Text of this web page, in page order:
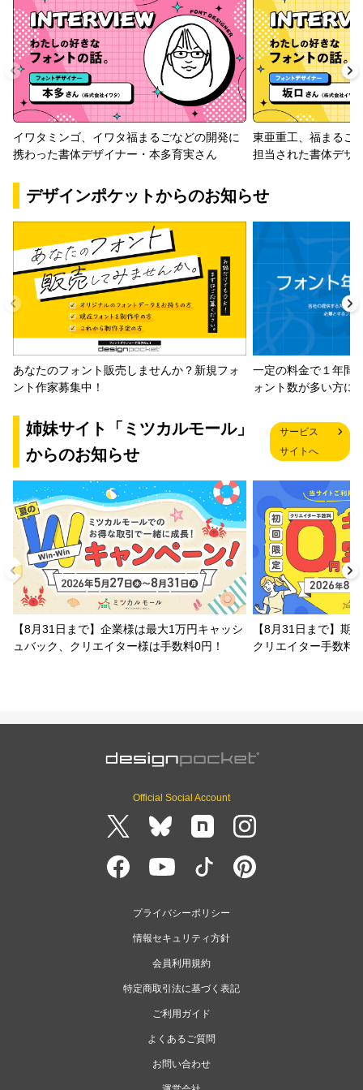
イワタミンゴ、イワタ福まるごなどの開発に
携わった書体デザイナー・本多育実さん
東亜重工、福まるご
担当された書体デザ
デザインポケットからのお知らせ
あなたのフォント販売しませんか？新規フォ
ント作家募集中！
一定の料金で１年間
ォント数が多い方に
姉妹サイト「ミツカルモール」
からのお知らせ
サービス
サイトへ
【8月31日まで】企業様は最大1万円キャッシ
ュバック、クリエイター様は手数料0円！
【8月31日まで】期
クリエイター手数料
Official Social Account
プライバシーポリシー
情報セキュリティ方針
会員利用規約
特定商取引法に基づく表記
ご利用ガイド
よくあるご質問
お問い合わせ